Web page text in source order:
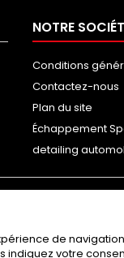
NOTRE
Conditions
Contactez-nous
Plan du site
Échappement
detailing
de
indiquez votre